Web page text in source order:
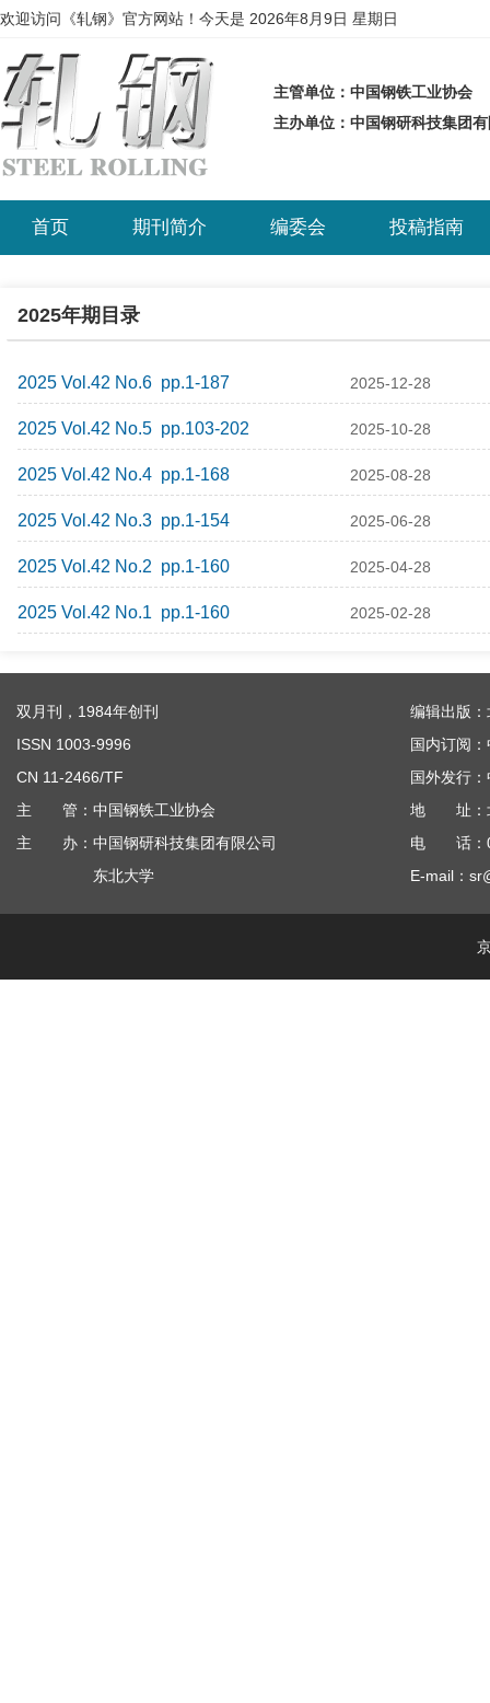
欢迎访问《轧钢》官方网站！今天是 2026年8月9日 星期日
主管单位：中国钢铁工业协会
主办单位：中国钢研科技集
首页 期刊简介 编委会 投稿指南
2025年期目录
2025 Vol.42 No.6 pp.1-187 2025-12-28
2025 Vol.42 No.5 pp.103-202 2025-10-28
2025 Vol.42 No.4 pp.1-168 2025-08-28
2025 Vol.42 No.3 pp.1-154 2025-06-28
2025 Vol.42 No.2 pp.1-160 2025-04-28
2025 Vol.42 No.1 pp.1-160 2025-02-28
双月刊，1984年创刊
ISSN 1003-9996
CN 11-2466/TF
主 管：中国钢铁工业协会
主 办：中国钢研科技集团有限公司
东北大学
编辑出版
国内订阅
国外发行
地 址：北
电 话：
E-mail：